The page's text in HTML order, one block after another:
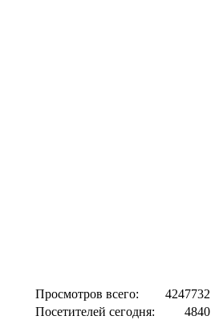
Просмотров всего:
4247732
Посетителей сегодня:
4840